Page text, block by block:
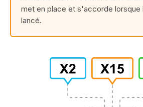
met en place et s'accorde lorsque
lancé.